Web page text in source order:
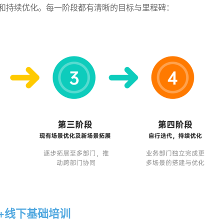
续优化。每一阶段都有清晰的目标与里程碑：
下基础培训